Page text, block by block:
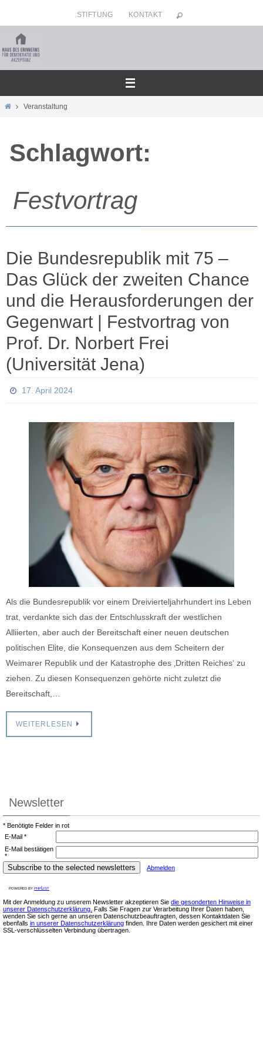
Inhalt
springen
STIFTUNG KONTAKT
HomeVeranstaltung
Schlagwort:
Festvortrag
Die Bundesrepublik mit 75 –
Das Glück der zweiten Chance
und die Herausforderungen der
Gegenwart | Festvortrag von
Prof. Dr. Norbert Frei
(Universität Jena)
17. April 2024
Als die Bundesrepublik vor einem Dreivierteljahrhundert ins Leben
trat, verdankte sich das der Entschlusskraft der westlichen
Alliierten, aber auch der Bereitschaft einer neuen deutschen
politischen Elite, die Konsequenzen aus dem Scheitern der
Weimarer Republik und der Katastrophe des ‚Dritten Reiches‘ zu
ziehen. Zu diesen Konsequenzen gehörte nicht zuletzt die
Bereitschaft,…
WEITERLESEN
Newsletter